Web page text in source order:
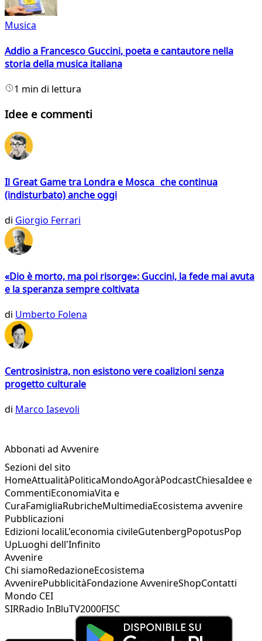
Musica
Addio a Francesco Guccini, poeta e cantautore nella
storia della musica italiana
1 min di lettura
Idee e commenti
Il Great Game tra Londra e Mosca che continua
(indisturbato) anche oggi
di Giorgio Ferrari
«Dio è morto, ma poi risorge»: Guccini, la fede mai avuta
e la speranza sempre coltivata
di Umberto Folena
Centrosinistra, non esistono vere coalizioni senza
progetto culturale
di Marco Iasevoli
Abbonati ad Avvenire
Sezioni del sito
HomeAttualitàPoliticaMondoAgoràPodcastChiesaIdee e
CommentiEconomiaVita e
CuraFamigliaRubricheMultimediaEcosistema avvenire
Pubblicazioni
Edizioni localiL'economia civileGutenbergPopotusPop
UpLuoghi dell'Infinito
Avvenire
Chi siamoRedazioneEcosistema
AvvenirePubblicitàFondazione AvvenireShopContatti
Mondo CEI
SIRRadio InBluTV2000FISC